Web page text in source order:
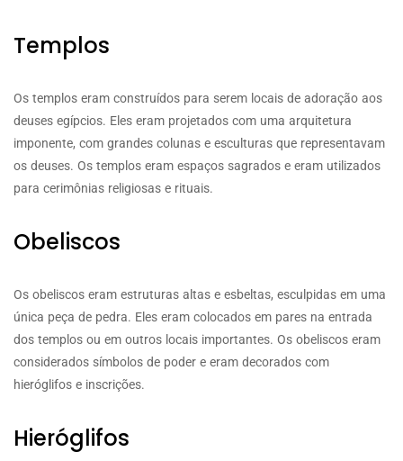
Templos
Os templos eram construídos para serem locais de adoração aos
deuses egípcios. Eles eram projetados com uma arquitetura
imponente, com grandes colunas e esculturas que representavam
os deuses. Os templos eram espaços sagrados e eram utilizados
para cerimônias religiosas e rituais.
Obeliscos
Os obeliscos eram estruturas altas e esbeltas, esculpidas em uma
única peça de pedra. Eles eram colocados em pares na entrada
dos templos ou em outros locais importantes. Os obeliscos eram
considerados símbolos de poder e eram decorados com
hieróglifos e inscrições.
Hieróglifos